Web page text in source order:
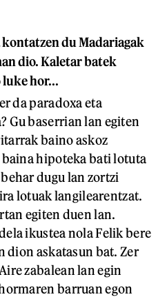
du Madariagak
dio. Kaletar batek
hor...
da paradoxa eta
Gu baserrian lan egiten
baino askoz
hipoteka bati lotuta
dugu lan zortzi
lotuak langilearentzat.
egiten duen lan.
ikustea nola Felik bere
askatasun bat. Zer
zabalean lan egin
barruan egon